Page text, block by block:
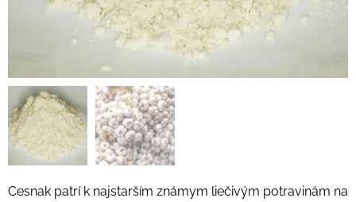
Cesnak patrí k najstarším známym liečivým potravinám na